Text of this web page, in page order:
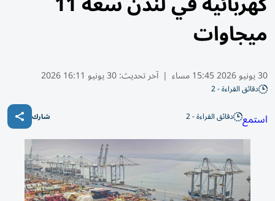
ميجاوات
30 يونيو 2026 15:45 مساء | آخر تحديث:30 يونيو 16:11 2026
دقائق القراءة - 2
استمع دقائق القراءة - 2 شارك